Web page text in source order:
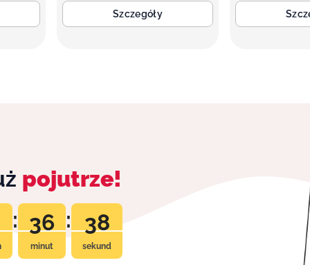
Szczegóły
pojutrze!
: 36
minut
: 37
sekund